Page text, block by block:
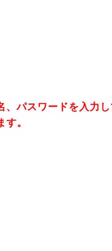
パスワードを入力し
。